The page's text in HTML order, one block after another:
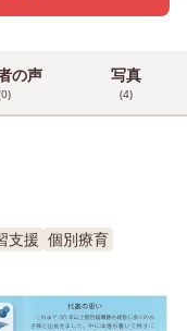
の声 写真
(4)
支援 個別療育